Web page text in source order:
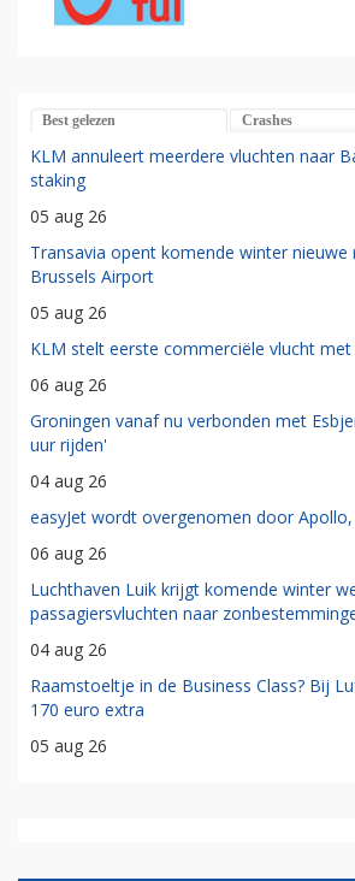
Best gelezen Crashes
KLM annuleert meerdere vluchten naar
staking
05 aug 26
Transavia opent komende winter
Brussels Airport
05 aug 26
KLM stelt eerste commerciële vlucht
06 aug 26
Groningen vanaf nu verbonden met
uur rijden'
04 aug 26
easyJet wordt overgenomen door
06 aug 26
Luchthaven Luik krijgt komende winter
passagiersvluchten naar
04 aug 26
Raamstoeltje in de Business Class? Bij
170 euro extra
05 aug 26